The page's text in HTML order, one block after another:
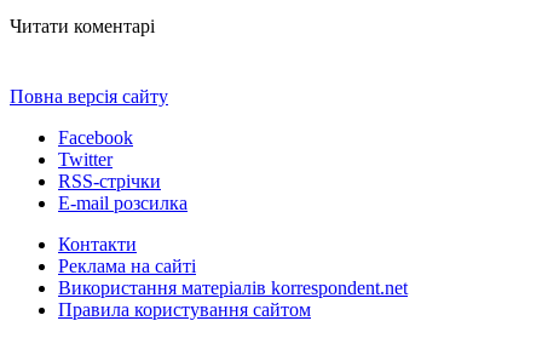
Читати коментарі
Повна версія сайту
Facebook
Twitter
RSS-стрічки
E-mail розсилка
Контакти
Реклама на сайті
Використання матеріалів korrespondent.net
Правила користування сайтом